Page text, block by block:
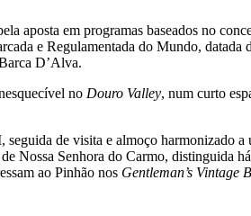
aposta em programas baseados no
e Regulamentada do Mundo,
D’Alva.
no Douro Valley, num curto
de visita e almoço harmonizado a
Nossa Senhora do Carmo, distinguida
ao Pinhão nos Gentleman’s Vintage